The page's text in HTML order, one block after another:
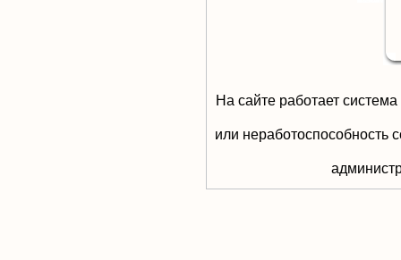
На сайте работает
или неработоспособность